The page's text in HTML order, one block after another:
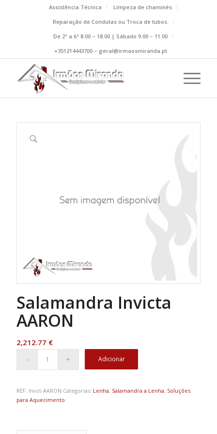
Assistência Técnica
Limpeza de chaminés
Reparação de Condutas ou Troca de tubos.
De 2ª a 6ª 8.00 – 18.00 | Sábado 9.00 – 11.00
+351214443700 – geral@irmaosmiranda.pt
Salamandra Invicta
AARON
2,212.77 €
Adicionar
REF: Invct-AARON Categorias: Lenha, Salamandra a Lenha, Soluções
para Aquecimento